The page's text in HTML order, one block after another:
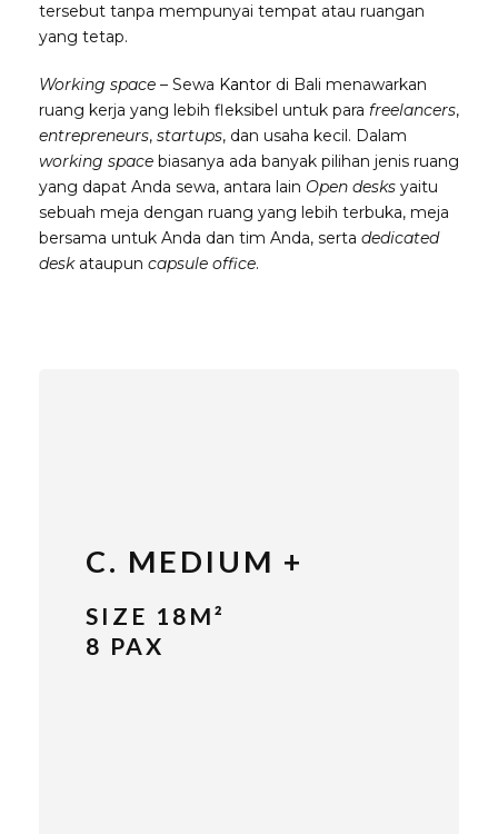
tersebut tanpa mempunyai tempat atau ruangan
yang tetap.
Working space – Sewa Kantor di Bali menawarkan
ruang kerja yang lebih fleksibel untuk para freelancers,
entrepreneurs, startups, dan usaha kecil. Dalam
working space biasanya ada banyak pilihan jenis ruang
yang dapat Anda sewa, antara lain Open desks yaitu
sebuah meja dengan ruang yang lebih terbuka, meja
bersama untuk Anda dan tim Anda, serta dedicated
deskataupun capsule office.
C. MEDIUM +
SIZE 18M²
8 PAX